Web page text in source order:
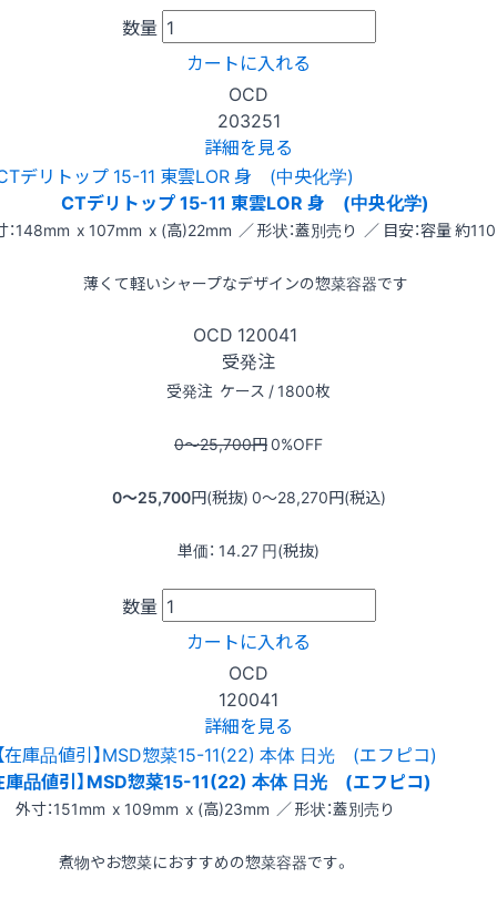
数量
カートに入れる
OCD
203251
詳細を見る
CTデリトップ 15-11 東雲LOR 身 (中央化学)
：148mm x 107mm x (高)22mm ／ 形状：蓋別売り ／ 目安：容量 約
薄くて軽いシャープなデザインの惣菜容器です
OCD 120041
受発注
受発注 ケース / 1800枚
0〜25,700円0%OFF
0〜25,700円(税抜) 0〜28,270円(税込)
単価： 14.27 円(税抜)
数量
カートに入れる
OCD
120041
詳細を見る
庫品値引】MSD惣菜15-11(22) 本体 日光 (エフピコ)
外寸：151mm x 109mm x (高)23mm ／ 形状：蓋別売り
煮物やお惣菜におすすめの惣菜容器です。